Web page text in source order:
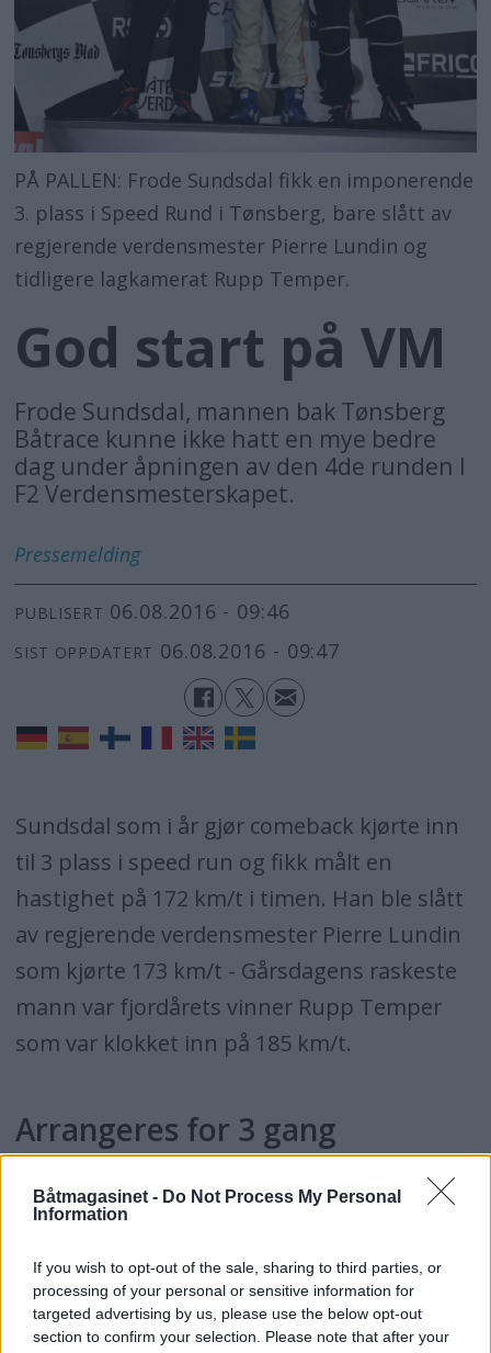
Båtmagasinet - Do Not Process My Personal
Information
If you wish to opt-out of the sale, sharing to third parties, or
processing of your personal or sensitive information for
targeted advertising by us, please use the below opt-out
section to confirm your selection. Please note that after your
PÅ PALLEN: Frode Sundsdal fikk en imponerende
3. plass i Speed Rund i Tønsberg, bare slått av
regjerende verdensmester Pierre Lundin og
tidligere lagkamerat Rupp Temper.
God start på VM
Frode Sundsdal, mannen bak Tønsberg
Båtrace kunne ikke hatt en mye bedre
dag under åpningen av den 4de runden I
F2 Verdensmesterskapet.
Pressemelding
PUBLISERT 06.08.2016 - 09:46
SIST OPPDATERT 06.08.2016 - 09:47
Sundsdal som i år gjør comeback kjørte inn
til 3 plass i speed run og fikk målt en
hastighet på 172 km/t i timen. Han ble slått
av regjerende verdensmester Pierre Lundin
som kjørte 173 km/t - Gårsdagens raskeste
mann var fjordårets vinner Rupp Temper
som var klokket inn på 185 km/t.
Arrangeres for 3 gang
VM runden samler et rekordstort felt. 26
båter i fra 11 nasjoner kjemper om VM
poeng og kjører finalen på søndag kl 16.30 i
kanalen Deltagere ifra De Forente Arabiske
emirater stiller med sitt landslag, Team Abu